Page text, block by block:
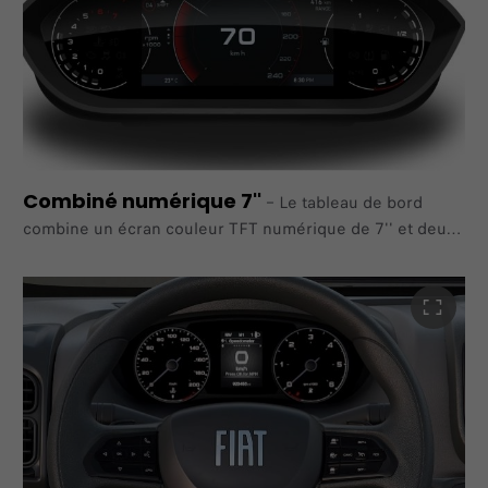
Google Play et Android Auto sont des marques déposées
de Google LLC.
Combiné numérique 7'' – Le tableau de bord
combine un écran couleur TFT numérique de 7'' et deux
moteur et le niveau de carburant.L'écran central permet
de voir les réglages et les informations du véhicule, de
manière
personnalisable par le conducteur. Avec le UConnect™
10'', l'écran affiche les itinéraires sur une carte en 3D et
des
informations sur le trafic en direct. Lorsque le véhicule
est équipé de systèmes d'aides à la conduite, l'écran